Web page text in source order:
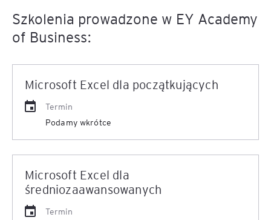
Szkolenia prowadzone w EY Academy
of Business:
Microsoft Excel dla początkujących
Termin
Podamy wkrótce
Microsoft Excel dla
średniozaawansowanych
Termin